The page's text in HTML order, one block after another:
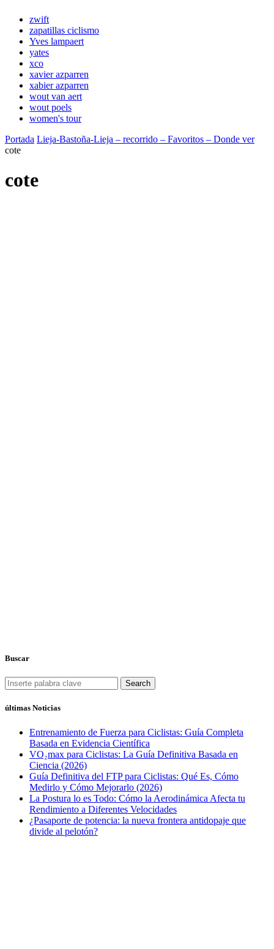
zwift
zapatillas ciclismo
Yves lampaert
yates
xco
xavier azparren
xabier azparren
wout van aert
wout poels
women's tour
Portada Lieja-Bastoña-Lieja – recorrido – Favoritos – Donde ver
cote
cote
Buscar
Search
últimas Noticias
Entrenamiento de Fuerza para Ciclistas: Guía Completa
Basada en Evidencia Científica
VO₂max para Ciclistas: La Guía Definitiva Basada en
Ciencia (2026)
Guía Definitiva del FTP para Ciclistas: Qué Es, Cómo
Medirlo y Cómo Mejorarlo (2026)
La Postura lo es Todo: Cómo la Aerodinámica Afecta tu
Rendimiento a Diferentes Velocidades
¿Pasaporte de potencia: la nueva frontera antidopaje que
divide al pelotón?